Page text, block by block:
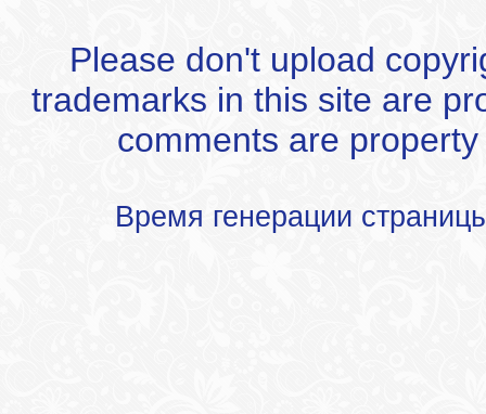
Please don't upload
trademarks in this site are
comments are
Время генерации